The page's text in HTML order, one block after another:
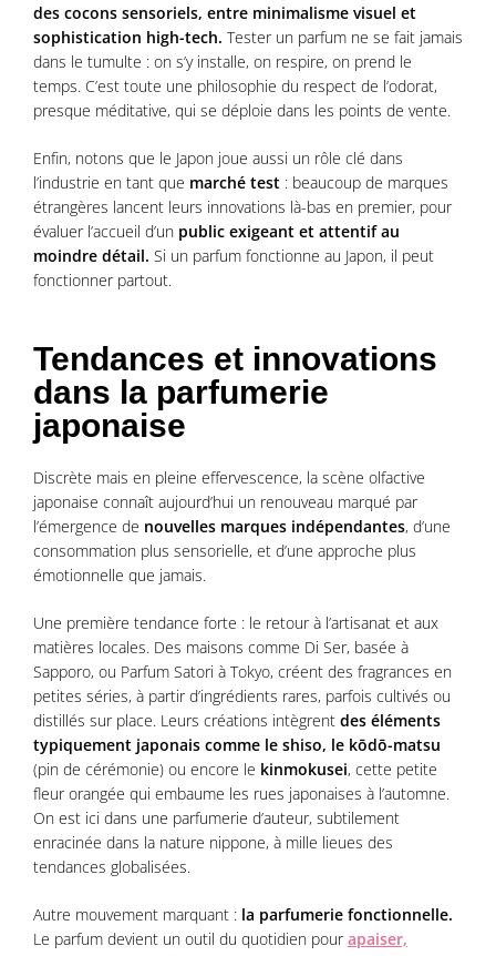
des cocons sensoriels, entre minimalisme visuel et
sophistication high-tech. Tester un parfum ne se fait jamais
dans le tumulte : on s’y installe, on respire, on prend le
temps. C’est toute une philosophie du respect de l’odorat,
presque méditative, qui se déploie dans les points de vente.
Enfin, notons que le Japon joue aussi un rôle clé dans
l’industrie en tant que marché test : beaucoup de marques
étrangères lancent leurs innovations là-bas en premier, pour
évaluer l’accueil d’un public exigeant et attentif au
moindre détail. Si un parfum fonctionne au Japon, il peut
fonctionner partout.
Tendances et innovations
dans la parfumerie
japonaise
Discrète mais en pleine effervescence, la scène olfactive
japonaise connaît aujourd’hui un renouveau marqué par
l’émergence de nouvelles marques indépendantes, d’une
consommation plus sensorielle, et d’une approche plus
émotionnelle que jamais.
Une première tendance forte : le retour à l’artisanat et aux
matières locales. Des maisons comme Di Ser, basée à
Sapporo, ou Parfum Satori à Tokyo, créent des fragrances en
petites séries, à partir d’ingrédients rares, parfois cultivés ou
distillés sur place. Leurs créations intègrent des éléments
typiquement japonais comme le shiso, le kōdō-matsu
(pin de cérémonie) ou encore le kinmokusei, cette petite
fleur orangée qui embaume les rues japonaises à l’automne.
On est ici dans une parfumerie d’auteur, subtilement
enracinée dans la nature nippone, à mille lieues des
tendances globalisées.
Autre mouvement marquant : la parfumerie fonctionnelle.
Le parfum devient un outil du quotidien pourapaiser,